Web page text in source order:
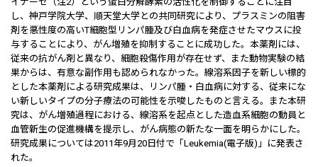
し、神戸学院大学、順天堂大学との共同研究により、プラスミンの阻害
剤を悪性度の高いT細胞型リンパ腫及び白血病を発症させたマウスに投
与することにより、がん増殖を抑制することに成功した。本薬剤には、
従来の抗がん剤と異なり、細胞殺傷作用が存在せず、また動物実験の結
果からは、有意な副作用も認められなかった。線溶系因子を新しい標的
とした本薬剤による研究成果は、リンパ腫・白血病に対する、従来にな
い新しいタイプの分子療法の可能性を示唆したものと言える。また本研
究は、がん増殖過程における、線溶系を起点とした造血系細胞の動員と
血管新生の促進機構を提示し、がん病態の新たな一面を明らかにした。
研究成果については2011年9月20日付で「Leukemia(電子版)」に発表さ
れた。